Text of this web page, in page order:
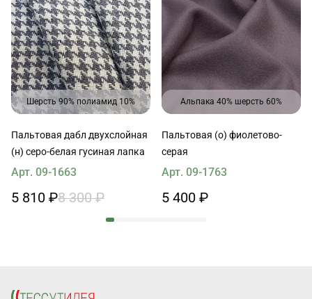
Шерсть 90% полиамид 10%
Пальтовая дабл двухслойная
(н) серо-белая гусиная лапка
Арт. 09-1663
5 810 ₽8 300 ₽
Альпака 40% шерсть 60%
Пальтовая (о) фиолетово-
серая
Арт. 09-1763
5 400 ₽